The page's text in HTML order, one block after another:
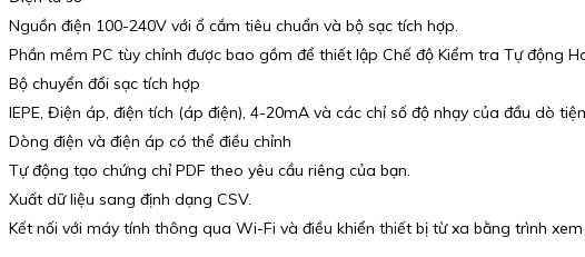
Nguồn điện 100-240V với ổ cắm tiêu chuẩn và bộ sạc tích hợp.
Phần mềm PC tùy chỉnh được bao gồm để thiết lập Chế độ Kiểm tra Tự động
Bộ chuyển đổi sạc tích hợp
IEPE, Điện áp, điện tích (áp điện), 4-20mA và các chỉ số độ nhạy của đầu dò
Dòng điện và điện áp có thể điều chỉnh
Tự động tạo chứng chỉ PDF theo yêu cầu riêng của bạn.
Xuất dữ liệu sang định dạng CSV.
Kết nối với máy tính thông qua Wi-Fi và điều khiển thiết bị từ xa bằng trình